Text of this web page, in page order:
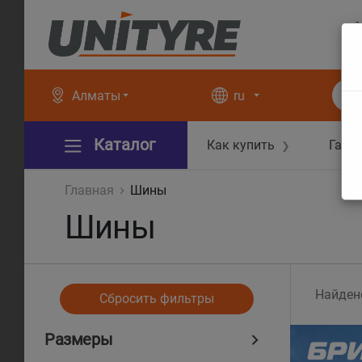
Алматы ru
Каталог Как купить ❯
Главная Шины
Шины
Сбросить фильтры
Размеры